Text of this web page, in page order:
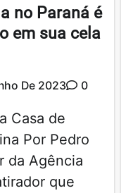
no Paraná é
em sua cela
De 2023 0
Casa de
Por Pedro
da Agência
que